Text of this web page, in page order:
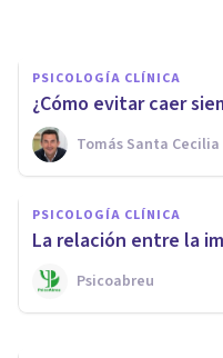
PSICOLOGÍA CLÍNICA
¿Cómo evitar caer
Tomás Santa Cecilia
PSICOLOGÍA CLÍNICA
La relación entre la
Psicoabreu
PSICOLOGÍA CLÍNICA
Cómo
consejos
Cribecca